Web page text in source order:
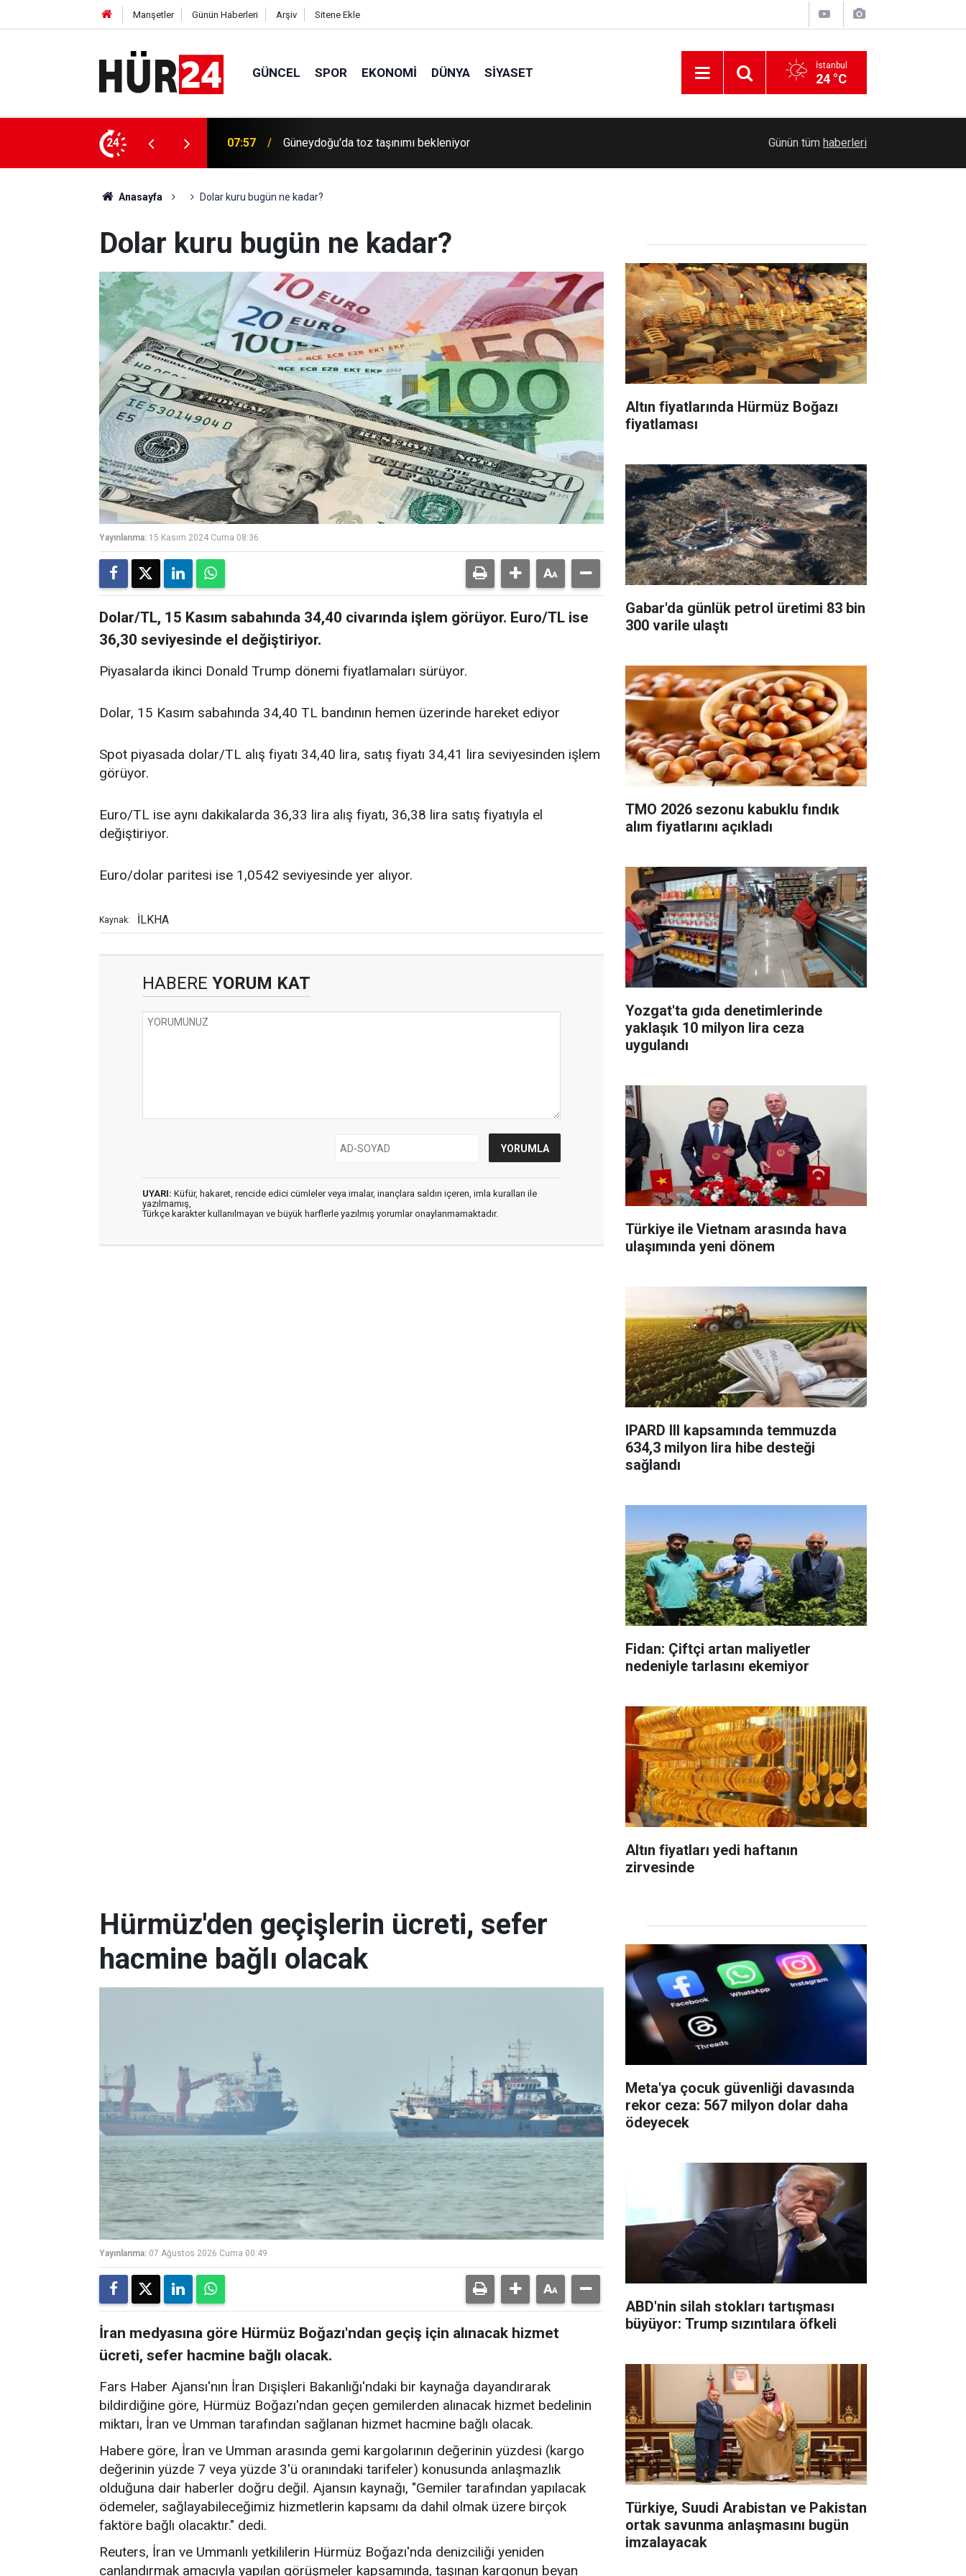
Manşetler Günün Haberleri Arşiv Sitene Ekle
GÜNCEL SPOR EKONOMI DÜNYA SIYASET İstanbul
24 °C
24 07:37
ödeyecek
HAMAS'ın kabul ettiği Gazze planı siyonist
Günün tüm haberleri
Anasayfa Dolar kuru bugün ne kadar?
Dolar kuru bugün ne kadar?
Yayınlanma: 15 Kasım 2024 Cuma 08:36
Dolar/TL, 15 Kasım sabahında 34,40 civarında işlem görüyor. Euro/TL ise
36,30 seviyesinde el değiştiriyor.
Piyasalarda ikinci Donald Trump dönemi fiyatlamaları sürüyor.
Dolar, 15 Kasım sabahında 34,40 TL bandının hemen üzerinde hareket ediyor
Spot piyasada dolar/TL alış fiyatı 34,40 lira, satış fiyatı 34,41 lira seviyesinden işlem
görüyor.
Euro/TL ise aynı dakikalarda 36,33 lira alış fiyatı, 36,38 lira satış fiyatıyla el
değiştiriyor.
Euro/dolar paritesi ise 1,0542 seviyesinde yer alıyor.
Kaynak: İLKHA
HABERE YORUM KAT
UYARI: Küfür, hakaret, rencide edici cümleler veya imalar, inançlara saldırı içeren, imla kuralları ile
yazılmamış,
Türkçe karakter kullanılmayan ve büyük harflerle yazılmış yorumlar onaylanmamaktadır.
Altın fiyatlarında Hürmüz Boğazı
fiyatlaması
Gabar'da günlük petrol üretimi 83 bin
300 varile ulaştı
TMO 2026 sezonu kabuklu fındık
alım fiyatlarını açıkladı
Yozgat'ta gıda denetimlerinde
yaklaşık 10 milyon lira ceza
uygulandı
Türkiye ile Vietnam arasında hava
ulaşımında yeni dönem
IPARD III kapsamında temmuzda
634,3 milyon lira hibe desteği
sağlandı
Fidan: Çiftçi artan maliyetler
nedeniyle tarlasını ekemiyor
Altın fiyatları yedi haftanın
zirvesinde
Hürmüz'den geçişlerin ücreti, sefer
hacmine bağlı olacak
Yayınlanma: 07 Ağustos 2026 Cuma 00:49
İran medyasına göre Hürmüz Boğazı'ndan geçiş için alınacak hizmet
ücreti, sefer hacmine bağlı olacak.
Fars Haber Ajansı'nın İran Dışişleri Bakanlığı'ndaki bir kaynağa dayandırarak
bildirdiğine göre, Hürmüz Boğazı'ndan geçen gemilerden alınacak hizmet bedelinin
miktarı, İran ve Umman tarafından sağlanan hizmet hacmine bağlı olacak.
Habere göre, İran ve Umman arasında gemi kargolarının değerinin yüzdesi (kargo
değerinin yüzde 7 veya yüzde 3'ü oranındaki tarifeler) konusunda anlaşmazlık
olduğuna dair haberler doğru değil. Ajansın kaynağı, "Gemiler tarafından yapılacak
ödemeler, sağlayabileceğimiz hizmetlerin kapsamı da dahil olmak üzere birçok
faktöre bağlı olacaktır." dedi.
Reuters, İran ve Ummanlı yetkililerin Hürmüz Boğazı'nda denizciliği yeniden
canlandırmak amacıyla yapılan görüşmeler kapsamında, taşınan kargonun beyan
Meta'ya çocuk güvenliği davasında
rekor ceza: 567 milyon dolar daha
ödeyecek
ABD'nin silah stokları tartışması
büyüyor: Trump sızıntılara öfkeli
Türkiye, Suudi Arabistan ve Pakistan
ortak savunma anlaşmasını bugün
imzalayacak